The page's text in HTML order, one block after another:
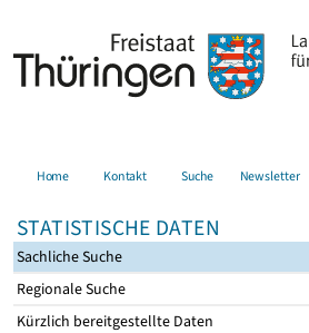
Home Kontakt Suche Newsletter
STATISTISCHE DATEN
Sachliche Suche
Regionale Suche
Kürzlich bereitgestellte Daten